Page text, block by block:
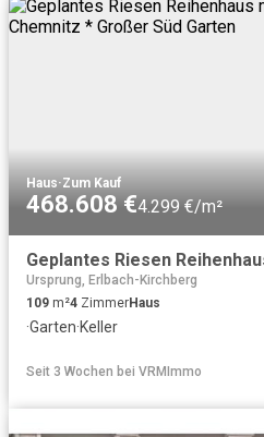
Haus·Zum Kauf
468.608 €4.299 €/m²
Ursprung, Erlbach-Kirchberg
109 m²4 ZimmerHaus
·Garten·Keller
Seit 3 Wochen bei VRMImmo